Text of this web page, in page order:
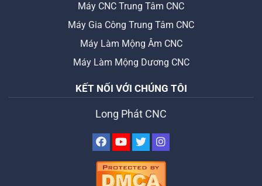
Máy CNC Trung Tâm CNC
Máy Gia Công Trung Tâm CNC
Máy Làm Mộng Âm CNC
Máy Làm Mộng Dương CNC
KẾT NỐI VỚI CHÚNG TÔI
Long Phát CNC